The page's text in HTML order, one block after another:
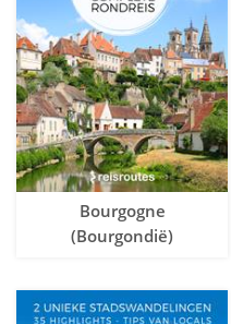
Bourgogne
(Bourgondië)